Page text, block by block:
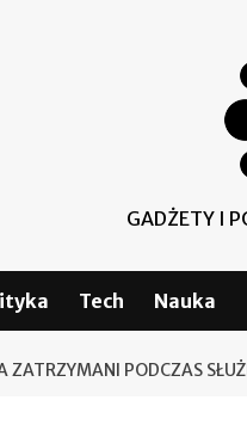
GADŻETY I
Tech Nauka
ZATRZYMANI PODCZAS